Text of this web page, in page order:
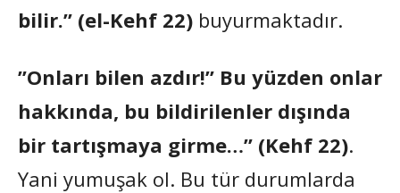
bilir.” (el-Kehf 22) buyurmaktadır.
”Onları bilen azdır!” Bu yüzden onlar
hakkında, bu bildirilenler dışında
bir tartışmaya girme…” (Kehf 22).
Yani yumuşak ol. Bu tür durumlarda